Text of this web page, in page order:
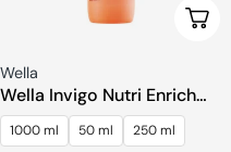
Les Options
Fournisseur:
Wella
Wella Invigo Nutri Enrich
Shampooing
1000 ml 50 ml 250 ml